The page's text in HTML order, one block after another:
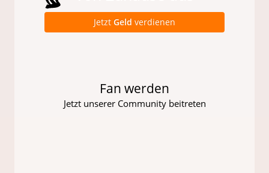
Jetzt Geld verdienen
Fan werden
Jetzt unserer Community beitreten